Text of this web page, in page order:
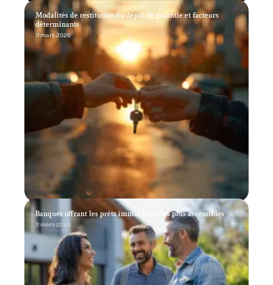
Modalités de restitution du dépôt de garantie et facteurs
déterminants
11 mars 2026
Banques offrant les prêts immobiliers les plus accessibles
11 mars 2026